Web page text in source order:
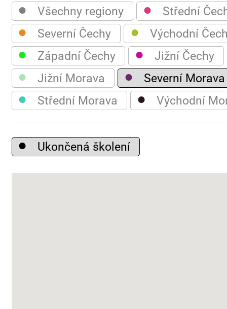
● Všechny regiony ● Střední
● Severní Čechy ● Východní
● Západní Čechy ● Jižní Čechy
● Jižní Morava ● Severní Morava
● Střední Morava ● Východní
● Ukončená školení